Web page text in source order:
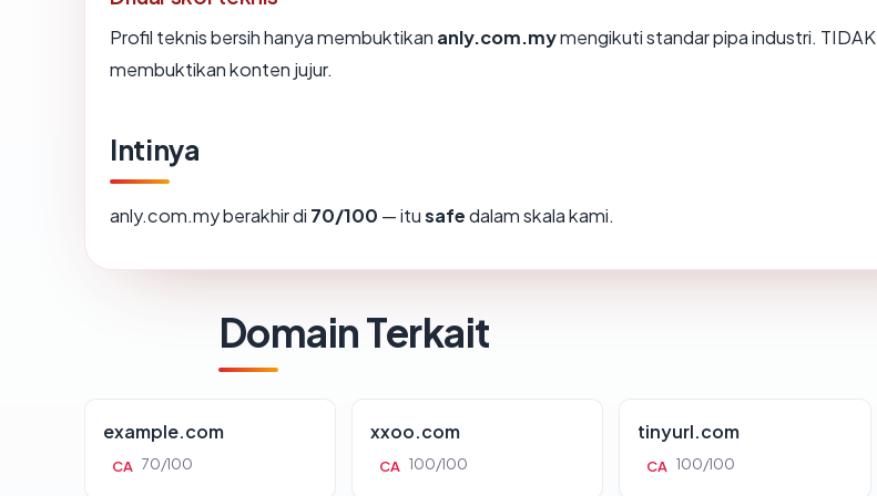
Profil teknis bersih hanya membuktikan anly.com.mymengikuti standar pipa industri. TIDAK
membuktikan konten jujur.
Intinya
anly.com.my berakhir di 70/100 — itusafedalam skala kami.
Domain Terkait
example.com
CA 70/100
xxoo.com
CA 100/100
tinyurl.com
CA 100/100